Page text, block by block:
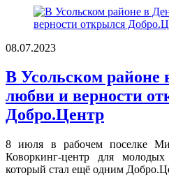
08.07.2023
В Усольском районе
любви и верности
Добро.Центр
8 июля в рабочем поселке
Коворкинг-центр для
который стал ещё одним